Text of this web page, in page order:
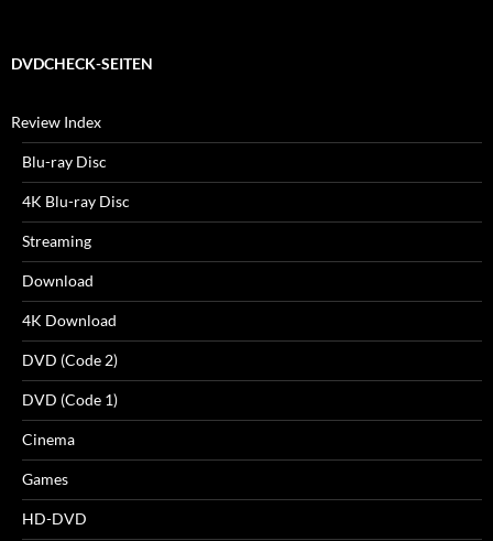
DVDCHECK-SEITEN
Review Index
Blu-ray Disc
4K Blu-ray Disc
Streaming
Download
4K Download
DVD (Code 2)
DVD (Code 1)
Cinema
Games
HD-DVD